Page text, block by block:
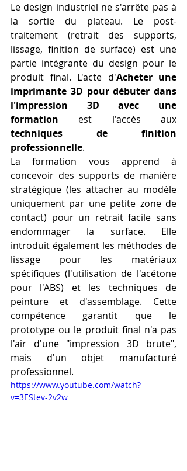
Le design industriel ne s'arrête pas à
la sortie du plateau. Le post-
traitement (retrait des supports,
lissage, finition de surface) est une
partie intégrante du design pour le
produit final. L'acte d'Acheter une
imprimante 3D pour débuter dans
l'impression 3D avec une
formation
techniques de finition
professionnelle.
La formation vous apprend à
concevoir des supports de manière
stratégique (les attacher au modèle
uniquement par une petite zone de
contact) pour un retrait facile sans
endommager la surface. Elle
introduit également les méthodes de
lissage pour les matériaux
spécifiques (l'utilisation de l'acétone
pour l'ABS) et les techniques de
peinture et d'assemblage. Cette
compétence garantit que le
prototype ou le produit final n'a pas
l'air d'une "impression 3D brute",
mais d'un objet manufacturé
professionnel.
https://www.youtube.com/watch?
v=3EStev-2v2w